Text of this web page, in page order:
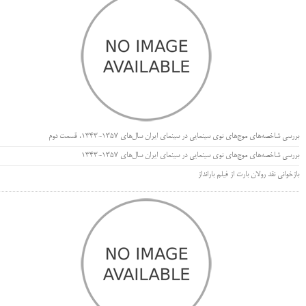
بررسی شاخصه‌های موج‌های نوی سینمایی در سینمای ایران سال‌های 1357-1343، قسمت دوم
بررسی شاخصه‌های موج‌های نوی سینمایی در سینمای ایران سال‌های 1357-1343
بازخوانی نقد رولان بارت از فیلم بارانداز